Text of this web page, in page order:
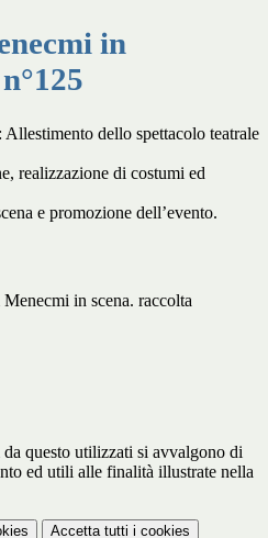
in
dello spettacolo teatrale
realizzazione di costumi ed
e promozione dell’evento.
in scena. raccolta
questo utilizzati si avvalgono di
ed utili alle finalità illustrate nella
Accetta tutti i cookies